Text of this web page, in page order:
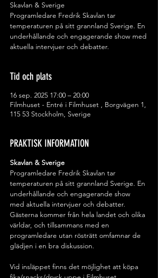
Skavlan & Sverige
Programledare Fredrik Skavlan tar
temperaturen på sitt grannland Sverige. En
underhållande och engagerande show med
aktuella intervjuer och debatter.
Tid och plats
16 sep. 2025 17:00 – 20:00
Filmhuset - Entré i Filmhuset , Borgvägen 1,
115 53 Stockholm, Sverige
PRAKTISK INFORMATION
Skavlan & Sverige
Programledare Fredrik Skavlan tar
temperaturen på sitt grannland Sverige. En
underhållande och engagerande show
med aktuella intervjuer och debatter.
Gästerna kommer från hela landet och olika
världar, och tillsammans med en
programledare utan rösträtt omfamnar de
glädjen i en bra diskussion.
Vid insläppet finns det möjlighet att köpa